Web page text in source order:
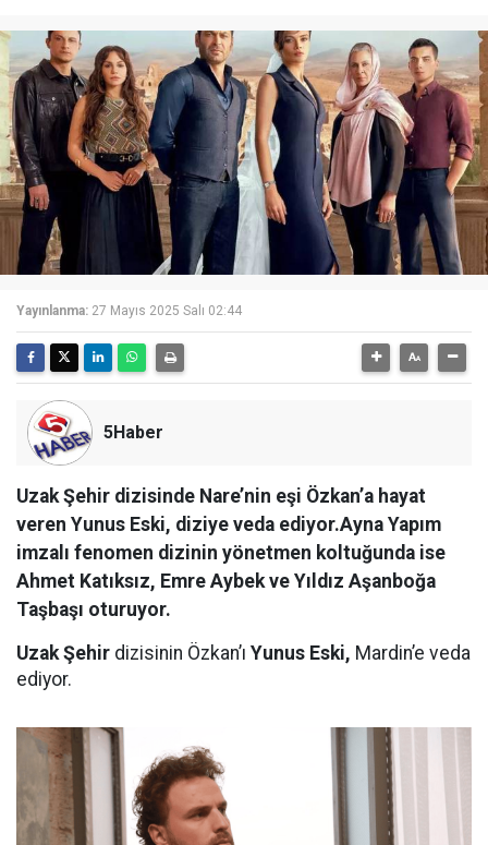
Yayınlanma: 27 Mayıs 2025 Salı 02:44
5Haber
Uzak Şehir dizisinde Nare’nin eşi Özkan’a hayat
veren Yunus Eski, diziye veda ediyor.Ayna Yapım
imzalı fenomen dizinin yönetmen koltuğunda ise
Ahmet Katıksız, Emre Aybek ve Yıldız Aşanboğa
Taşbaşı oturuyor.
Uzak Şehir dizisinin Özkan’ı Yunus Eski, Mardin’e veda
ediyor.